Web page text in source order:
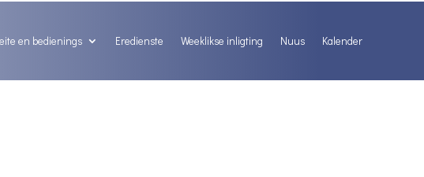
en bedienings Eredienste Weeklikse inligting Nuus Kalender